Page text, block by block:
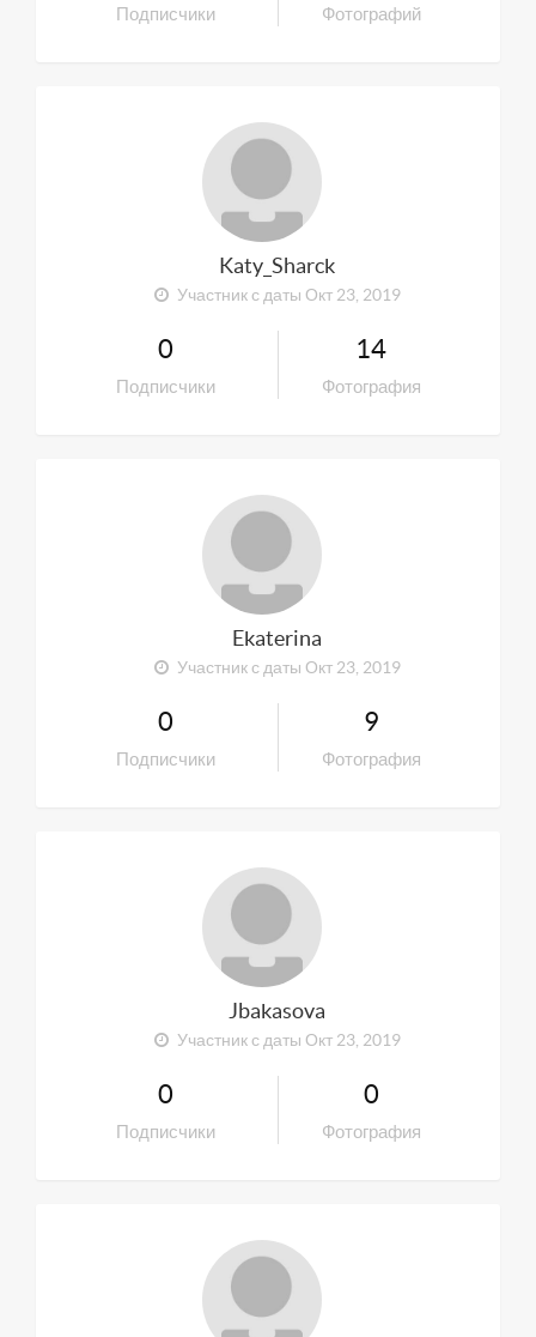
Подписчики Фотографий
Katy_Sharck
Участник с даты Окт 23, 2019
0
Подписчики
14
Фотография
Ekaterina
Участник с даты Окт 23, 2019
0
Подписчики
9
Фотография
Jbakasova
Участник с даты Окт 23, 2019
0
Подписчики
0
Фотография